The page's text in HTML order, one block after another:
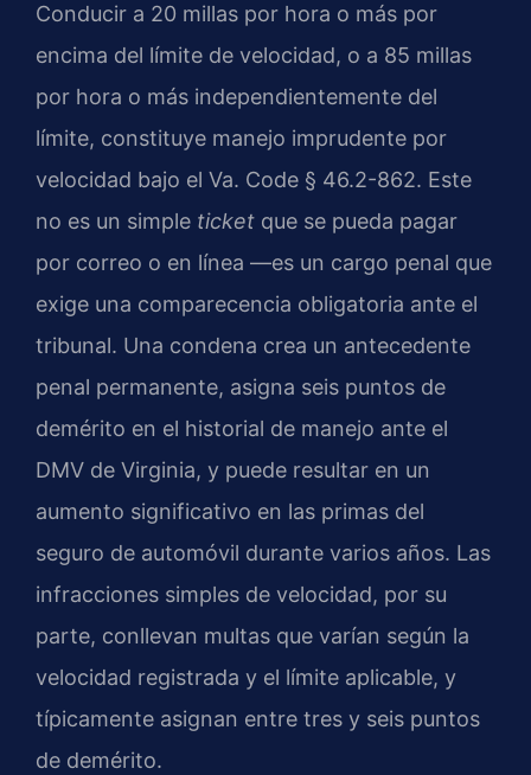
Conducir a 20 millas por hora o más por
encima del límite de velocidad, o a 85 millas
por hora o más independientemente del
límite, constituye manejo imprudente por
velocidad bajo el Va. Code § 46.2-862. Este
no es un simple ticket que se pueda pagar
por correo o en línea —es un cargo penal que
exige una comparecencia obligatoria ante el
tribunal. Una condena crea un antecedente
penal permanente, asigna seis puntos de
demérito en el historial de manejo ante el
DMV de Virginia, y puede resultar en un
aumento significativo en las primas del
seguro de automóvil durante varios años. Las
infracciones simples de velocidad, por su
parte, conllevan multas que varían según la
velocidad registrada y el límite aplicable, y
típicamente asignan entre tres y seis puntos
de demérito.